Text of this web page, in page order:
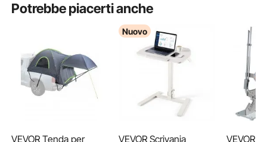
Potrebbe piacerti anche
VEVOR Tenda per
Nuovo
VEVOR Scrivania
VEVOR